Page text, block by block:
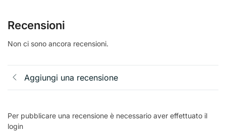
Recensioni
Non ci sono ancora recensioni.
Aggiungi una recensione
Per pubblicare una recensione è necessario aver effettuato il
login